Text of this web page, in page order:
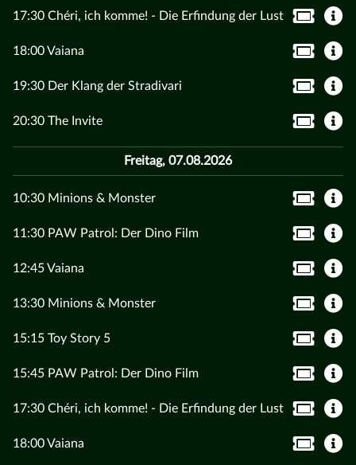
17:30 Chéri, ich komme! - Die Erfindung der Lust
18:00 Vaiana
19:30 Der Klang der Stradivari
20:30 The Invite
Freitag, 07.08.2026
10:30 Minions & Monster
11:30 PAW Patrol: Der Dino Film
12:45 Vaiana
13:30 Minions & Monster
15:15 Toy Story 5
15:45 PAW Patrol: Der Dino Film
17:30 Chéri, ich komme! - Die Erfindung der Lust
18:00 Vaiana